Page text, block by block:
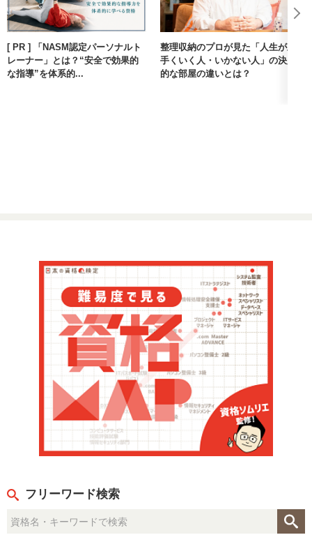
[ PR ] 「NASM認定パーソナルト
レーナー」とは？“安全で効果的
な指導”を体系的...
整理収納のプロが見た「人生が上
手くいく人・いかない人」の決定
的な部屋の違いとは？
フリーワード検索